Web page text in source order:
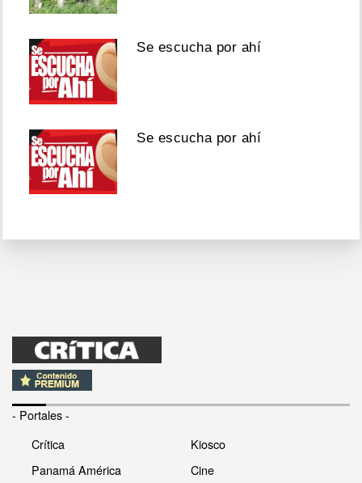
Se escucha por ahí
Se escucha por ahí
- Portales -
Crítica
Panamá América
Kiosco
Cine